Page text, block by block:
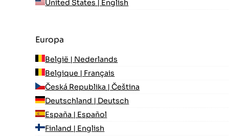
United States | English
Europa
België | Nederlands
Belgique | Français
Česká Republika | Čeština
Deutschland | Deutsch
España | Español
Finland | English